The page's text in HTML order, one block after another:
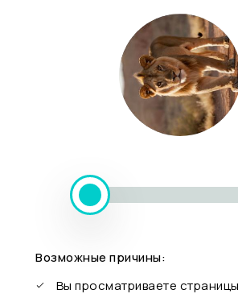
Возможные причины:
Вы просматриваете